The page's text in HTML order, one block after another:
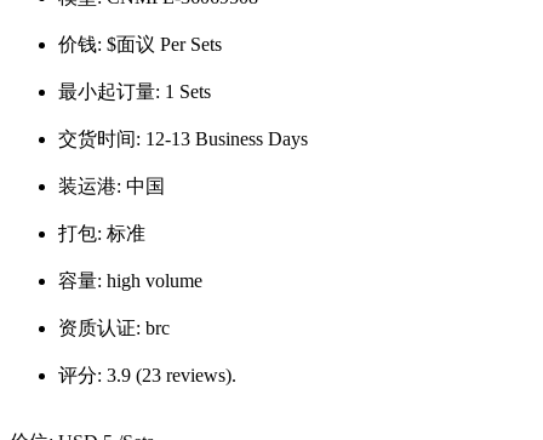
价钱: $面议 Per Sets
最小起订量: 1 Sets
交货时间: 12-13 Business Days
装运港: 中国
打包: 标准
容量: high volume
资质认证: brc
评分: 3.9 (23 reviews).